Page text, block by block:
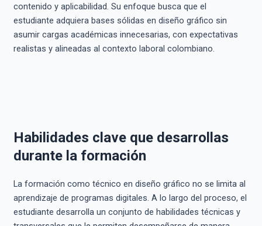
contenido y aplicabilidad. Su enfoque busca que el
estudiante adquiera bases sólidas en diseño gráfico sin
asumir cargas académicas innecesarias, con expectativas
realistas y alineadas al contexto laboral colombiano.
Habilidades clave que desarrollas
durante la formación
La formación como técnico en diseño gráfico no se limita al
aprendizaje de programas digitales. A lo largo del proceso, el
estudiante desarrolla un conjunto de habilidades técnicas y